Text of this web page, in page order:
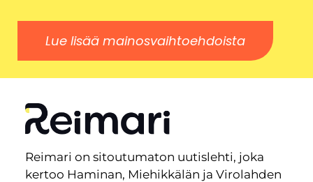
Lue lisää mainosvaihtoehdoista
Reimari on sitoutumaton uutislehti, joka
kertoo Haminan, Miehikkälän ja Virolahden